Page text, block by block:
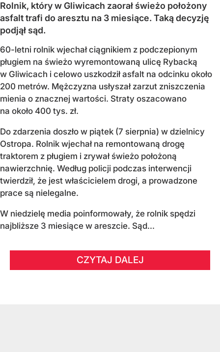
Rolnik, który w Gliwicach zaorał świeżo położony
asfalt trafi do aresztu na 3 miesiące. Taką decyzję
podjął sąd.
60-letni rolnik wjechał ciągnikiem z podczepionym
pługiem na świeżo wyremontowaną ulicę Rybacką
w Gliwicach i celowo uszkodził asfalt na odcinku około
200 metrów. Mężczyzna usłyszał zarzut zniszczenia
mienia o znacznej wartości. Straty oszacowano
na około 400 tys. zł.
Do zdarzenia doszło w piątek (7 sierpnia) w dzielnicy
Ostropa. Rolnik wjechał na remontowaną drogę
traktorem z pługiem i zrywał świeżo położoną
nawierzchnię. Według policji podczas interwencji
twierdził, że jest właścicielem drogi, a prowadzone
prace są nielegalne.
W niedzielę media poinformowały, że rolnik spędzi
najbliższe 3 miesiące w areszcie. Sąd...
CZYTAJ DALEJ